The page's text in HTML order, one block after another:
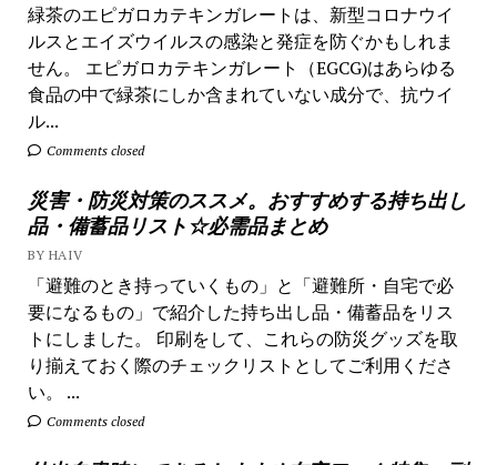
緑茶のエピガロカテキンガレートは、新型コロナウイ
ルスとエイズウイルスの感染と発症を防ぐかもしれま
せん。 エピガロカテキンガレート（EGCG)はあらゆる
食品の中で緑茶にしか含まれていない成分で、抗ウイ
ル...
Comments closed
災害・防災対策のススメ。おすすめする持ち出し
品・備蓄品リスト☆必需品まとめ
BY HAIV
「避難のとき持っていくもの」と「避難所・自宅で必
要になるもの」で紹介した持ち出し品・備蓄品をリス
トにしました。 印刷をして、これらの防災グッズを取
り揃えておく際のチェックリストとしてご利用くださ
い。 ...
Comments closed